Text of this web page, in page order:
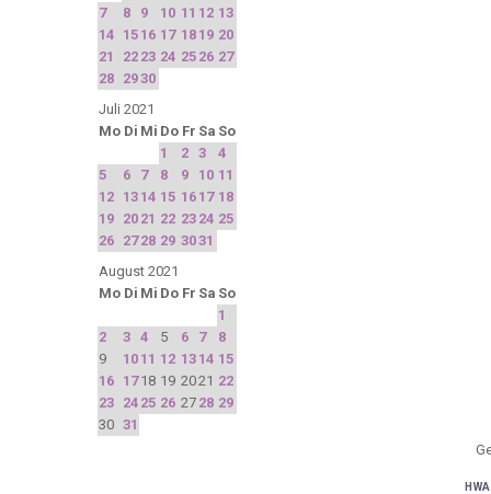
7
8 9 10 11 12 13
14 15 16 17 18 19 20
21
22 23 24 25 26 27
28 2930
Juli 2021
Mo Di Mi Do Fr Sa So
1
2 3
4
5
6 7 8 9 10 11
12 13 14 15 16 17 18
19 20 21 22 23 24 25
26 27 28 29 3031
August 2021
Mo Di Mi Do Fr Sa So
1
2
3 4 5 6 7
8
9
10 11 12 13 14 15
16 17 18 19 2021 22
23 24 25 26 27 28 29
30 31